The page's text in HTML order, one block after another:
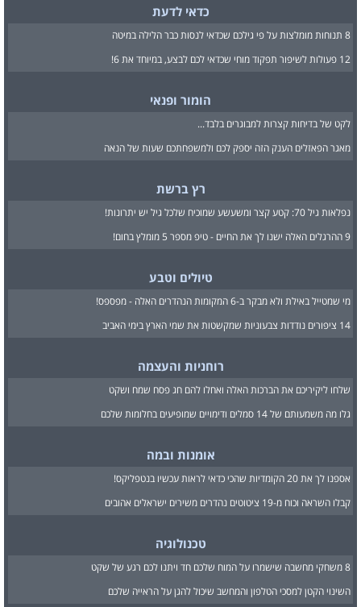
כדאי לדעת
8 תנוחות מומלצות על פי גילכם שכדאי לנסות כבר הלילה במיטה
12 פעולות לשיפור תפקוד מוחי שכדאי לכם לבצע, במיוחד את 6!
הומור ופנאי
לקט של בדיחות קצרות למבוגרים בלבד...
מאגר הפאזלים הענק הזה יספק לכם ולמשפחתכם שעות של הנאה
רץ ברשת
נפלאות גיל 70: קטע קצר ומשעשע שמוכיח שלכל גיל יש יתרונות!
9 ההרגלים האלה ישנו לך את החיים - טיפ מספר 5 מומלץ בחום!
טיולים וטבע
מי שמטייל באילת ולא מבקר ב-6 המקומות הנהדרים האלה - מפספס!
14 ציפורים נודדות צבעוניות שמקשטות את שמי הארץ בימי האביב
רוחניות והעצמה
שלחו ליקיריכם את הברכות האלה ואחלו להם חג פסח שמח ושקט
גלו מה משמעותם של 14 סמלים ודימויים שמופיעים בחלומות שלכם
אומנות ובמה
אספנו לך את 20 הקומדיות שהכי כדאי לראות עכשיו בנטפליקס!
קבלו השראה וכוח מ-19 ציטוטים נהדרים משירים ישראלים אהובים
טכנולוגיה
8 משחקי מחשבה שישמרו על המוח שלכם חד ויתנו לכם רגע של שקט
השינוי הקטן למסכי הטלפון והמחשב שיכול להגן על הראייה שלכם